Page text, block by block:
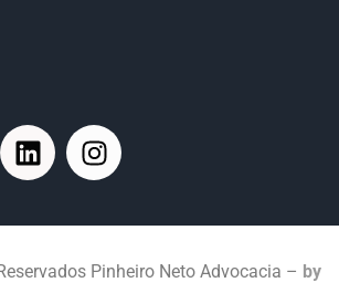
Pinheiro Neto Advocacia – by